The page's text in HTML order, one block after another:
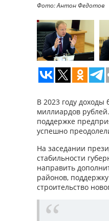
Фото: Антон Федотов
В 2023 году
миллиардов
поддержке
успешно
На заседании
стабильности
направить
районов,
строительство